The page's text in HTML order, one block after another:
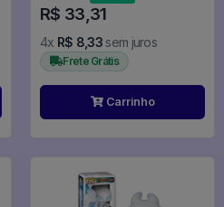
R$ 33,31
4x R$ 8,33 sem juros
Frete Grátis
Carrinho